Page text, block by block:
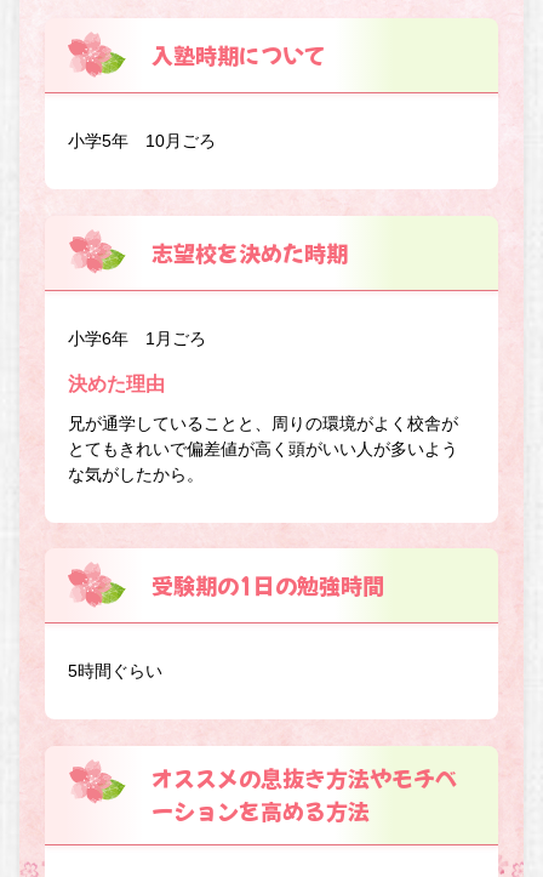
入塾時期について
小学5年 10月ごろ
志望校を決めた時期
小学6年 1月ごろ
決めた理由
兄が通学していることと、周りの環境がよく校舎が
とてもきれいで偏差値が高く頭がいい人が多いよう
な気がしたから。
受験期の1日の勉強時間
5時間ぐらい
オススメの息抜き方法やモチベ
ーションを高める方法